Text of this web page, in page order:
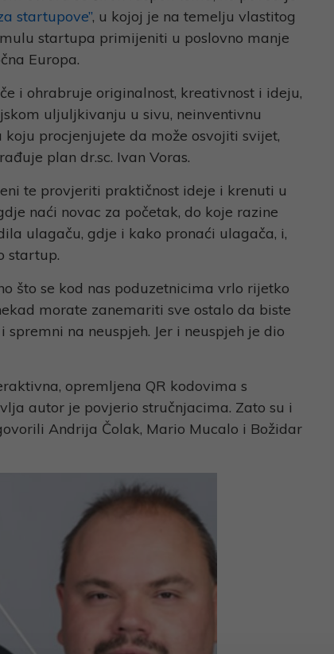
startupove”, u kojoj je na temelju vlastitog
startupa primijeniti u poslovno manje
Europa.
i ohrabruje originalnost, kreativnost i ideju,
uljuljkivanju u sivu, neinventivnu
procjenjujete da može osvojiti svijet,
plan dr.sc. Ivan Voras.
te provjeriti praktičnost ideje i krenuti u
naći novac za početak, do koje razine
ulagaču, gdje i kako pronaći ulagača, i,
startup.
što se kod nas poduzetnicima vrlo rijetko
morate zanemariti sve ostalo da biste
na neuspjeh. Jer i neuspjeh je dio
opremljena QR kodovima s
autor je povjerio stručnjacima. Zato su i
Andrija Čolak, Mario Mucalo i Božidar